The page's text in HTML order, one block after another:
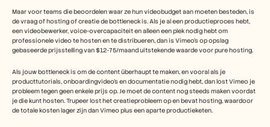
Maar voor teams die beoordelen waar ze hun videobudget aan moeten besteden, is
de vraag of hosting of creatie de bottleneck is. Als je al een productieproces hebt,
een videobewerker, voice-overcapaciteit en alleen een plek nodig hebt om
professionele video te hosten en te distribueren, dan is Vimeo's op opslag
gebaseerde prijsstelling van $12-75/maand uitstekende waarde voor pure hosting.
Als jouw bottleneck is om de content überhaupt te maken, en vooral als je
producttutorials, onboardingvideo's en documentatie nodig hebt, dan lost Vimeo je
probleem tegen geen enkele prijs op. Je moet de content nog steeds maken voordat
je die kunt hosten. Trupeer lost het creatieprobleem op en bevat hosting, waardoor
de totale kosten lager zijn dan Vimeo plus een aparte productieketen.